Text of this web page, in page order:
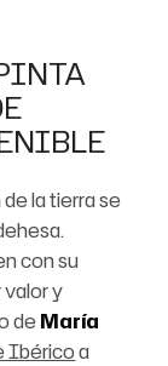
la tierra se
con su
valor y
deMaría
Ibéricoa